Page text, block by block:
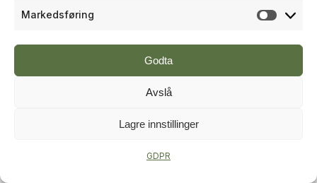
Markedsføring
Godta
Avslå
Lagre innstillinger
GDPR